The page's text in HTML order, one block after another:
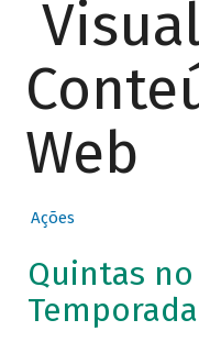
Web
Ações
Quintas no